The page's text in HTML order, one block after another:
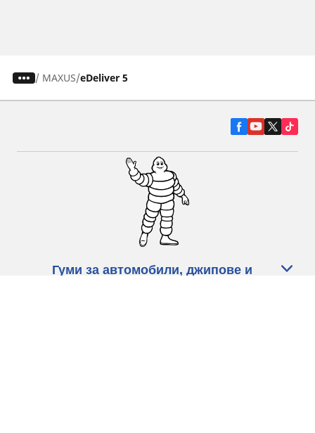
/ MAXUS eDeliver 5
Гуми за автомобили, джипове и